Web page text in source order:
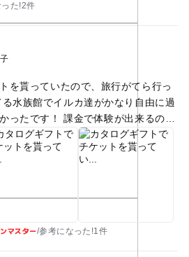
った!2件
を貰っていたので、旅行がてら行っ
で体験が出来るので
飛んだり、入り江に入ってイルカが
り色々あって楽しかったです(*^-^)
をあげたりもして凄く貴重な体験で
^)
マスター/参考に なった!1件